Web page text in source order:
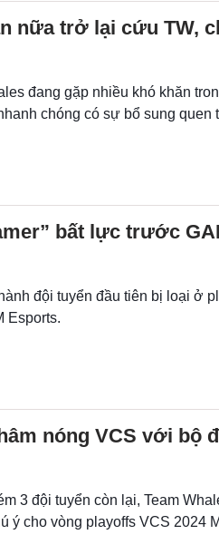
nữa trở lại cứu TW,
đang gặp nhiều khó khăn
chóng có sự bổ sung quen
bất lực trước
đội tuyển đầu tiên bị loại ở
Esports.
nóng VCS với bộ
3 đội tuyển còn lại, Team
ý cho vòng playoffs VCS 2024